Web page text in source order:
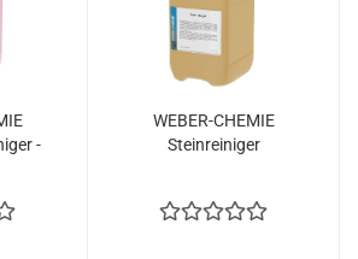
-
WEBER-CHEMIE
Steinreiniger